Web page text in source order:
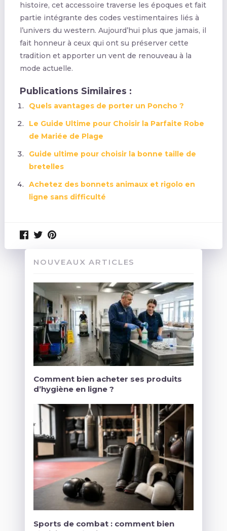
histoire, cet accessoire traverse les époques et fait
partie intégrante des codes vestimentaires liés à
l’univers du western. Aujourd’hui plus que jamais, il
fait honneur à ceux qui ont su préserver cette
tradition et apporter un vent de renouveau à la
mode actuelle.
Publications Similaires :
Quels avantages de porter un Poncho ?
Le Guide Ultime pour Choisir la Parfaite Robe
de Mariée de Plage
Guide ultime pour choisir la bonne taille de
bretelles
Achetez des bonnets animaux et rigolo en
ligne sans difficulté
NOUVEAUX ARTICLES
Comment bien acheter ses produits
d’hygiène en ligne ?
Sports de combat : comment bien